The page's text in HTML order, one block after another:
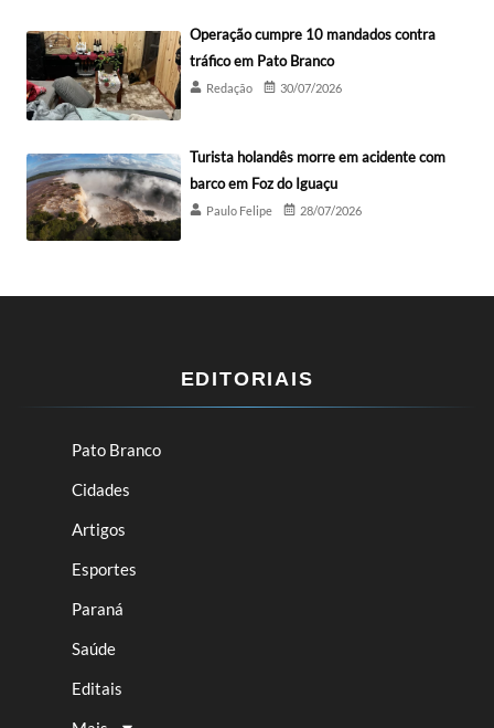
Operação cumpre 10 mandados contra
tráfico em Pato Branco
Redação 30/07/2026
Turista holandês morre em acidente com
barco em Foz do Iguaçu
Paulo Felipe 28/07/2026
EDITORIAIS
Pato Branco
Cidades
Artigos
Esportes
Paraná
Saúde
Editais